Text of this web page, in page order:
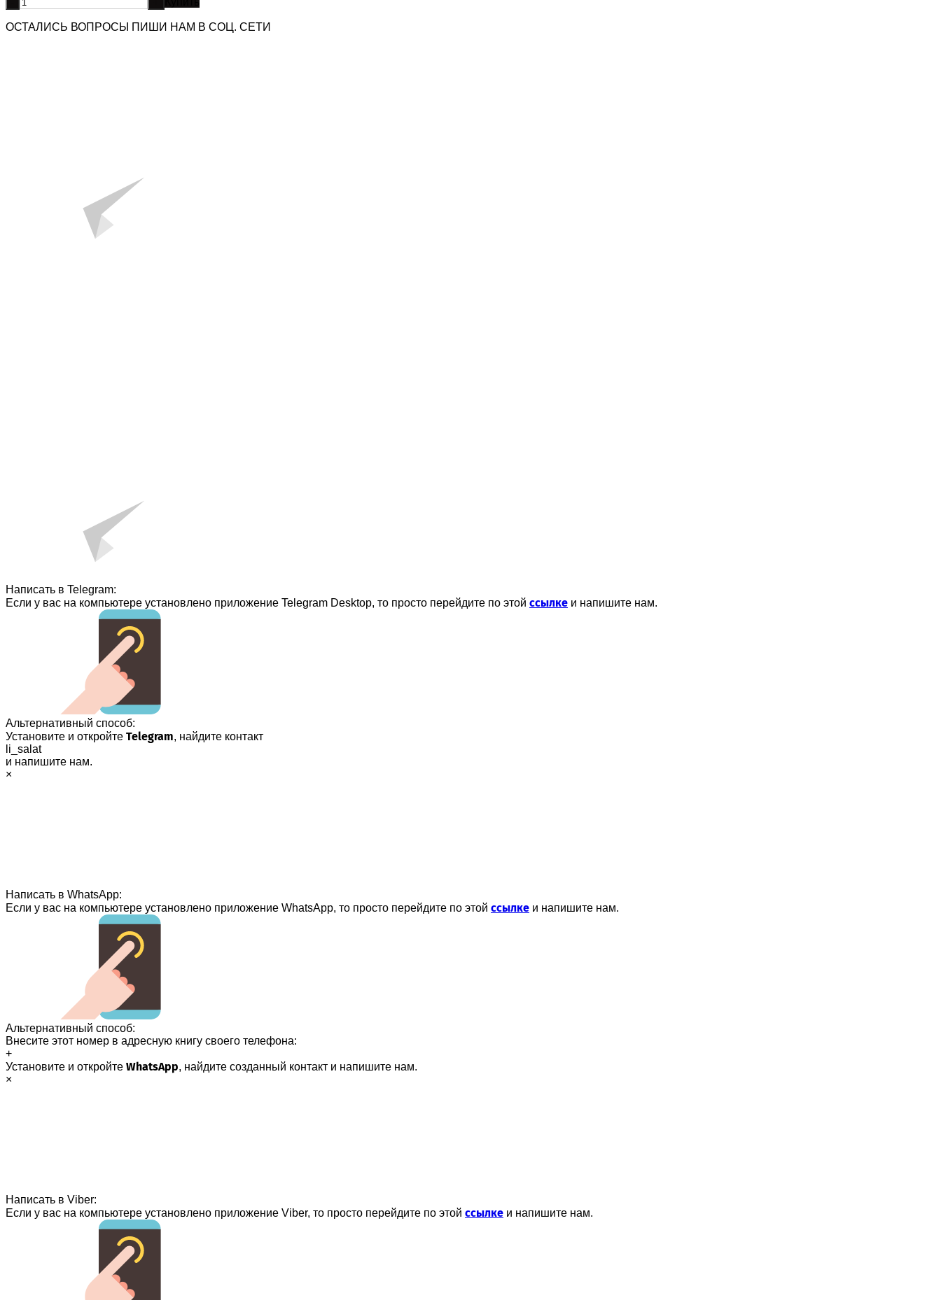
ОСТАЛИСЬ ВОПРОСЫ ПИШИ НАМ В СОЦ. СЕТИ
Написать в Telegram:
Если у вас на компьютере установлено приложение Telegram Desktop, то просто перейдите по этой ссылке и напишите нам.
Альтернативный способ:
Установите и откройте Telegram, найдите контакт
li_salat
и напишите нам.
×
Написать в WhatsApp:
Если у вас на компьютере установлено приложение WhatsApp, то просто перейдите по этой ссылке и напишите нам.
Альтернативный способ:
Внесите этот номер в адресную книгу своего телефона:
+
Установите и откройте WhatsApp, найдите созданный контакт и напишите нам.
×
Написать в Viber:
Если у вас на компьютере установлено приложение Viber, то просто перейдите по этой ссылке и напишите нам.